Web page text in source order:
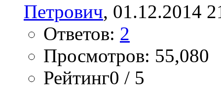
Петрович‎, 01.12.2014
Ответов: 2
Просмотров: 55,080
Рейтинг0 / 5